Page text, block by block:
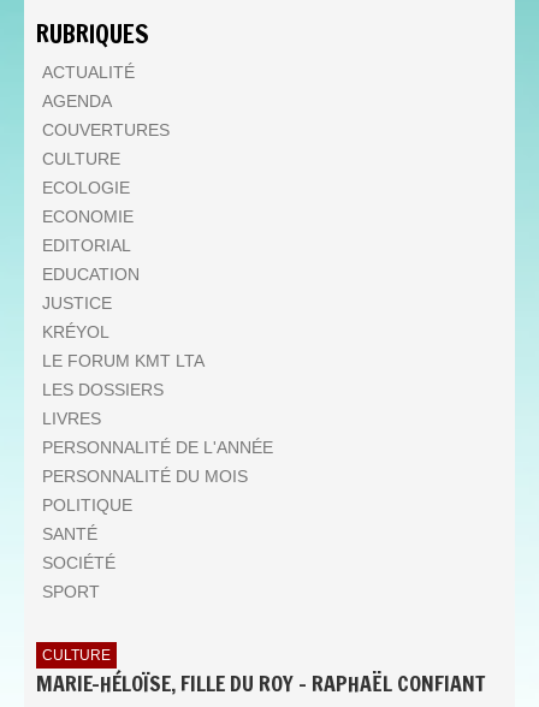
RUBRIQUES
ACTUALITÉ
AGENDA
COUVERTURES
CULTURE
ECOLOGIE
ECONOMIE
EDITORIAL
EDUCATION
JUSTICE
KRÉYOL
LE FORUM KMT LTA
LES DOSSIERS
LIVRES
PERSONNALITÉ DE L'ANNÉE
PERSONNALITÉ DU MOIS
POLITIQUE
SANTÉ
SOCIÉTÉ
SPORT
CULTURE
MARIE-HÉLOÏSE, FILLE DU ROY - RAPHAËL CONFIANT